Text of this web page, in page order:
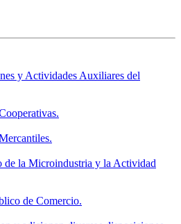
y Actividades Auxiliares del
de la Microindustria y la Actividad
de Comercio.